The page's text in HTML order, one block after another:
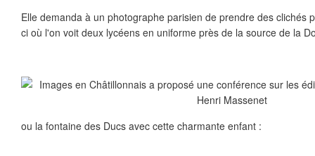
Elle demanda à un photographe parisien de prendre des clichés
ci où l'on voit deux lycéens en uniforme près de la source de la
ou la fontaine des Ducs avec cette charmante enfant :